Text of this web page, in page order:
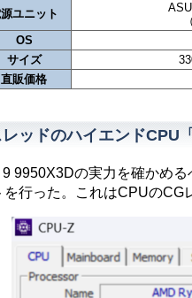
ユニット
OS
サイズ
直販価格
ッドのハイエンドCPU
9950X3Dの実力を確かめ
行った。これはCPUのCG